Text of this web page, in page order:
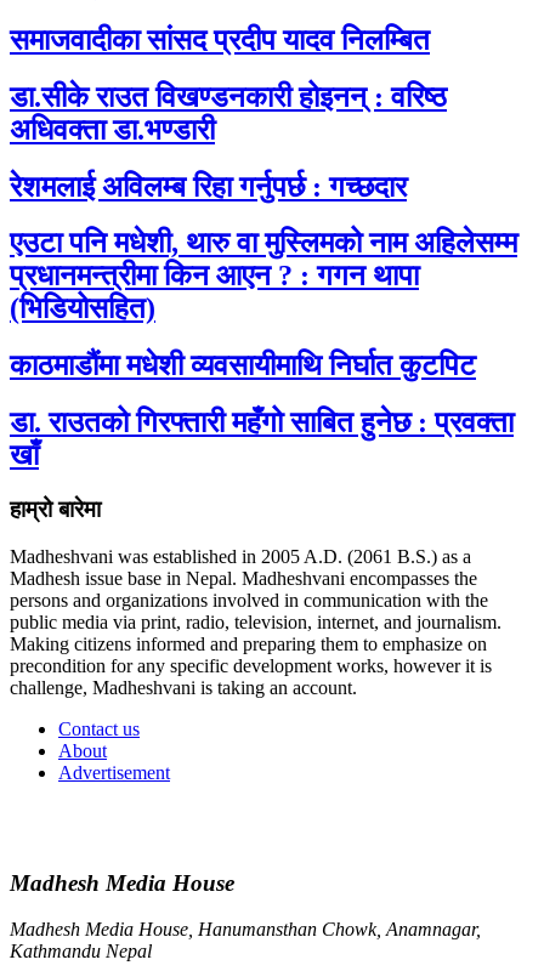
समाजवादीका सांसद प्रदीप यादव निलम्बित
डा.सीके राउत विखण्डनकारी होइनन् : वरिष्ठ
अधिवक्ता डा.भण्डारी
रेशमलाई अविलम्ब रिहा गर्नुपर्छ : गच्छदार
एउटा पनि मधेशी, थारु वा मुस्लिमको नाम अहिलेसम्म
प्रधानमन्त्रीमा किन आएन ? : गगन थापा
(भिडियोसहित)
काठमाडौंमा मधेशी व्यवसायीमाथि निर्घात कुटपिट
डा. राउतको गिरफ्तारी महँगो साबित हुनेछ : प्रवक्ता
खाँ
हाम्रो बारेमा
Madheshvani was established in 2005 A.D. (2061 B.S.) as a
Madhesh issue base in Nepal. Madheshvani encompasses the
persons and organizations involved in communication with the
public media via print, radio, television, internet, and journalism.
Making citizens informed and preparing them to emphasize on
precondition for any specific development works, however it is
challenge, Madheshvani is taking an account.
Contact us
About
Advertisement
Madhesh Media House
Madhesh Media House, Hanumansthan Chowk, Anamnagar,
Kathmandu Nepal